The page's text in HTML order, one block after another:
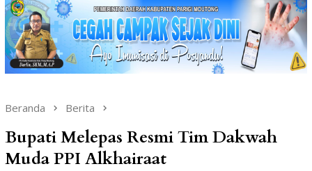
Beranda Berita
Bupati Melepas Resmi Tim Dakwah
Muda PPI Alkhairaat